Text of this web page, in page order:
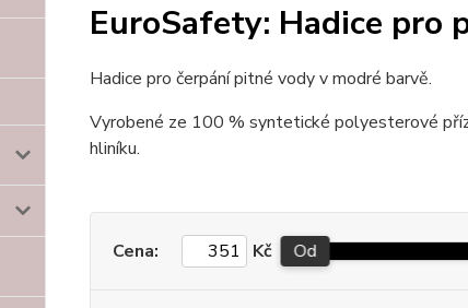
EuroSafety: Hadice pro
Hadice pro čerpání pitné vody v modré barvě.
Vyrobené ze 100 % syntetické polyesterové
hliníku.
Cena: Kč Od